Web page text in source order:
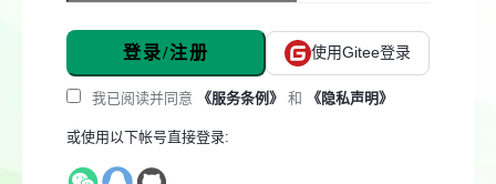
登录/注册 使用Gitee登录
我已阅读并同意 《服务条例》 和 《隐私声明》
或使用以下帐号直接登录: